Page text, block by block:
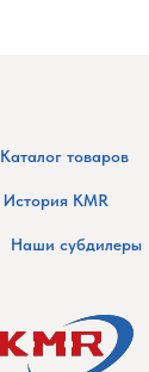
Каталог товаров
История KMR
Наши субдилеры